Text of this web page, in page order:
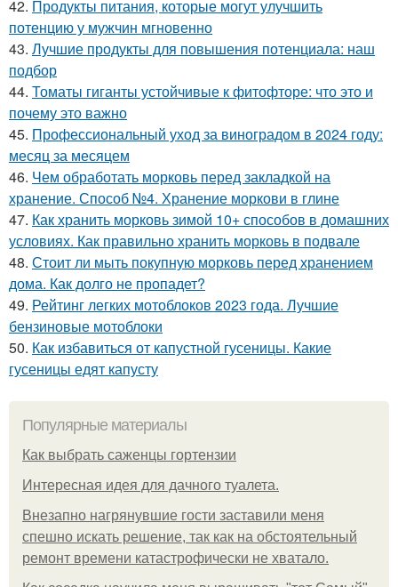
42. Продукты питания, которые могут улучшить
потенцию у мужчин мгновенно
43. Лучшие продукты для повышения потенциала: наш
подбор
44. Томаты гиганты устойчивые к фитофторе: что это и
почему это важно
45. Профессиональный уход за виноградом в 2024 году:
месяц за месяцем
46. Чем обработать морковь перед закладкой на
хранение. Способ №4. Хранение моркови в глине
47. Как хранить морковь зимой 10+ способов в домашних
условиях. Как правильно хранить морковь в подвале
48. Стоит ли мыть покупную морковь перед хранением
дома. Как долго не пропадет?
49. Рейтинг легких мотоблоков 2023 года. Лучшие
бензиновые мотоблоки
50. Как избавиться от капустной гусеницы. Какие
гусеницы едят капусту
Популярные материалы
Как выбрать саженцы гортензии
Интересная идея для дачного туалета.
Внезапно нагрянувшие гости заставили меня
спешно искать решение, так как на обстоятельный
ремонт времени катастрофически не хватало.